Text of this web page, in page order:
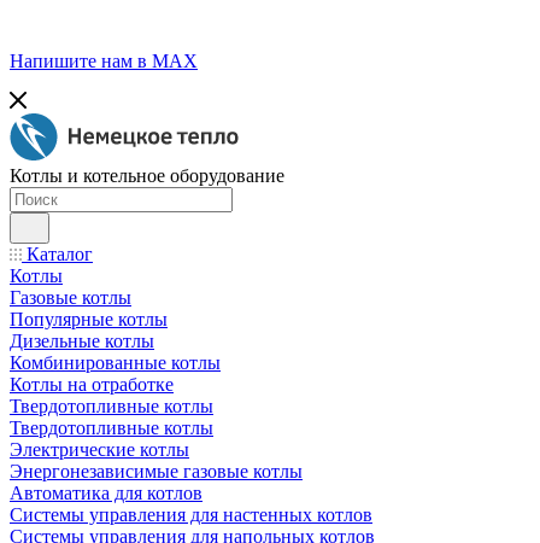
Напишите нам в МАХ
Котлы и котельное оборудование
Каталог
Котлы
Газовые котлы
Популярные котлы
Дизельные котлы
Комбинированные котлы
Котлы на отработке
Твердотопливные котлы
Твердотопливные котлы
Электрические котлы
Энергонезависимые газовые котлы
Автоматика для котлов
Системы управления для настенных котлов
Системы управления для напольных котлов